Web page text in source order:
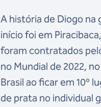
A história de Diogo
início foi em
foram contratados
no Mundial de 2022,
Brasil ao ficar em 10º
de prata no individual